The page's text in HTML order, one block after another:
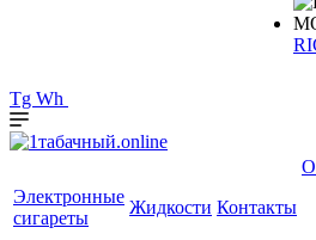
Tg Wh
Электронные
сигареты
Жидкости Контакты
О